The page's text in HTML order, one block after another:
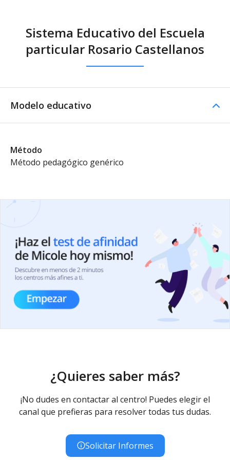
Sistema Educativo del Escuela
particular Rosario Castellanos
Modelo educativo
Método
Método pedagógico genérico
¿Quieres saber más?
¡No dudes en contactar al centro! Puedes elegir el
canal que prefieras para resolver todas tus dudas.
Solicitar Informes